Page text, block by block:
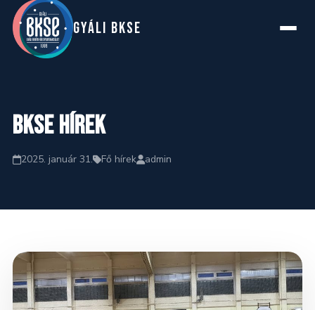
GYáLI BKSE
Rólunk
Hírek
Naptár
BKSE hírek
2025. január 31. Fő hírek admin